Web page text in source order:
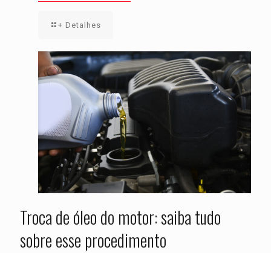
+ Detalhes
Troca de óleo do motor: saiba tudo
sobre esse procedimento